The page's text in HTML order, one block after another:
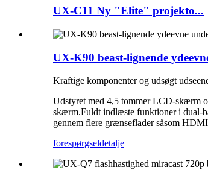
UX-C11 Ny "Elite" projekto...
UX-K90 beast-lignende
Kraftige komponenter og udsøgt
Udstyret med 4,5 tommer LCD-skærm
skærm.Fuldt indlæste funktioner i dual-
gennem flere grænseflader såsom
forespørgseldetalje